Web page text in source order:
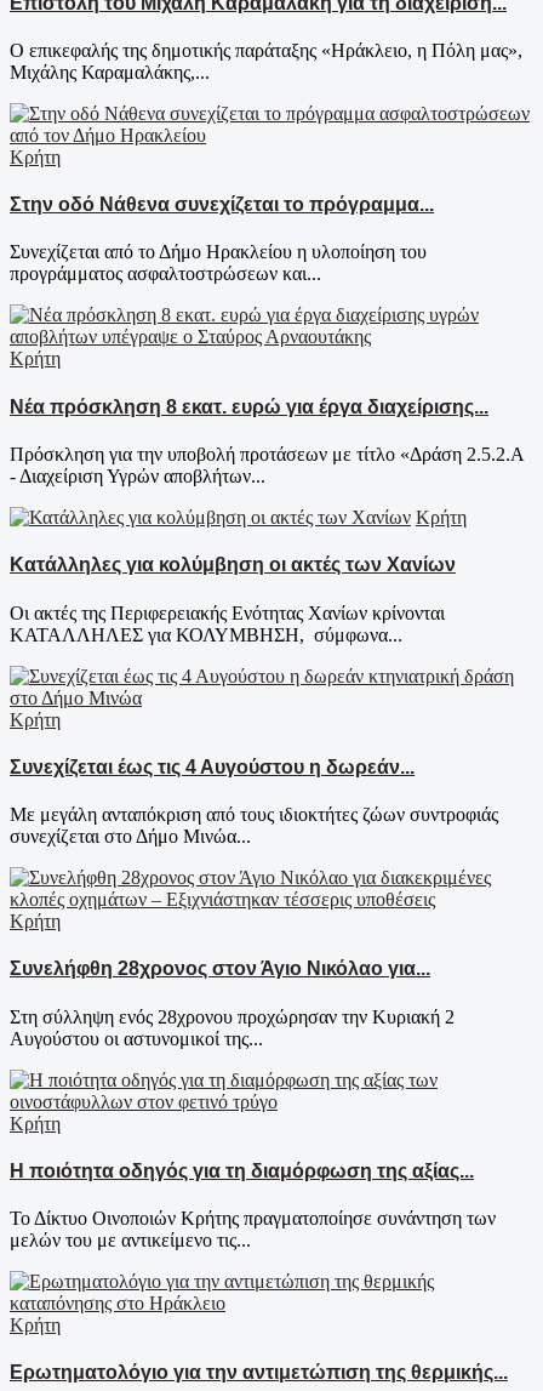
Ο επικεφαλής της δημοτικής παράταξης «Ηράκλειο, η Πόλη μας»,
Μιχάλης Καραμαλάκης,...
Κρήτη
Στην οδό Νάθενα συνεχίζεται το πρόγραμμα...
Συνεχίζεται από το Δήμο Ηρακλείου η υλοποίηση του
προγράμματος ασφαλτοστρώσεων και...
Κρήτη
Νέα πρόσκληση 8 εκατ. ευρώ για έργα διαχείρισης...
Πρόσκληση για την υποβολή προτάσεων με τίτλο «Δράση 2.5.2.Α
- Διαχείριση Υγρών αποβλήτων...
Κρήτη
Κατάλληλες για κολύμβηση οι ακτές των Χανίων
Οι ακτές της Περιφερειακής Ενότητας Χανίων κρίνονται
ΚΑΤΑΛΛΗΛΕΣ για ΚΟΛΥΜΒΗΣΗ, σύμφωνα...
Κρήτη
Συνεχίζεται έως τις 4 Αυγούστου η δωρεάν...
Με μεγάλη ανταπόκριση από τους ιδιοκτήτες ζώων συντροφιάς
συνεχίζεται στο Δήμο Μινώα...
Κρήτη
Συνελήφθη 28χρονος στον Άγιο Νικόλαο για...
Στη σύλληψη ενός 28χρονου προχώρησαν την Κυριακή 2
Αυγούστου οι αστυνομικοί της...
Κρήτη
Η ποιότητα οδηγός για τη διαμόρφωση της αξίας...
Το Δίκτυο Οινοποιών Κρήτης πραγματοποίησε συνάντηση των
μελών του με αντικείμενο τις...
Κρήτη
Ερωτηματολόγιο για την αντιμετώπιση της θερμικής...